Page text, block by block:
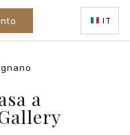
IT
a